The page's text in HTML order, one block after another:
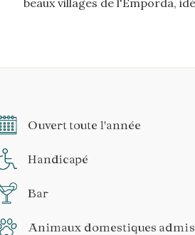
beaux villages de l'Empordà,
Ouvert toute l'année
Handicapé
Bar
Animaux domestiques admis